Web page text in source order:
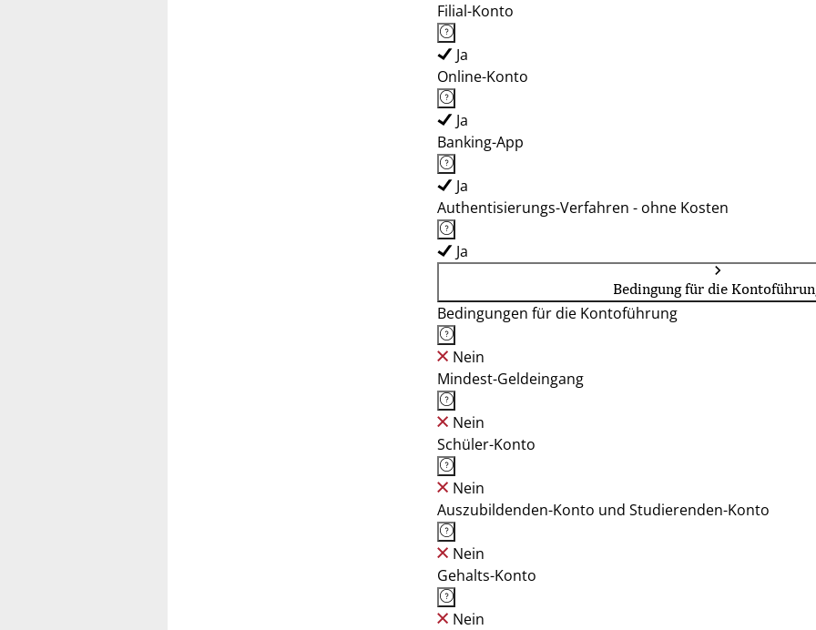
Filial-Konto
Ja
Online-Konto
Ja
Banking-App
Ja
Authentisierungs-Verfahren - ohne Kosten
Ja
Bedingung für die
Bedingungen für die Kontoführung
Nein
Mindest-Geldeingang
Nein
Schüler-Konto
Nein
Auszubildenden-Konto und Studierenden-Konto
Nein
Gehalts-Konto
Nein